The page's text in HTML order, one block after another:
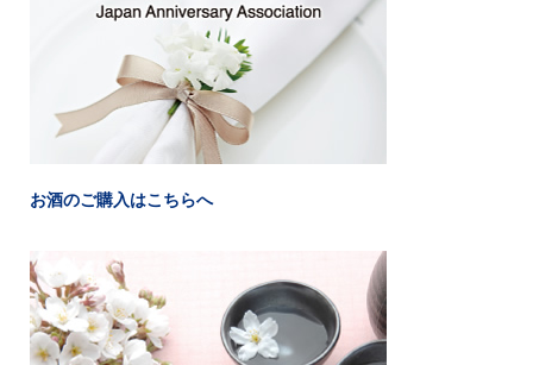
お酒のご購入はこちらへ